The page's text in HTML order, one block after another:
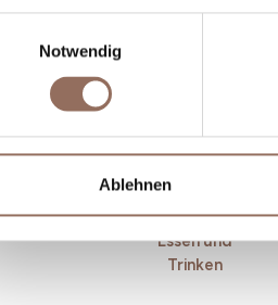
Notwendig
Ablehnen
Essen und
Trinken